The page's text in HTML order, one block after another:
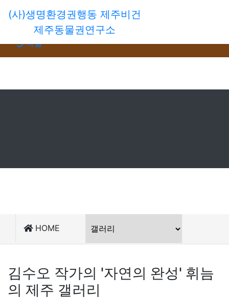
회원가입
로그인
새글
(사)생명환경권행동 제주비건
제주동물권연구소
HOME
김수오 작가의 '자연의 완성' 휘늠
의 제주 갤러리